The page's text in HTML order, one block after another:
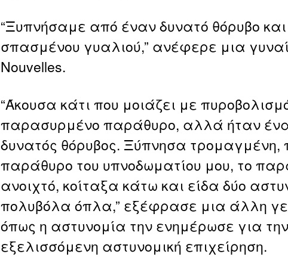
“Ξυπνήσαμε από έναν δυνατό θόρυβο και
σπασμένου γυαλιού,” ανέφερε μια
Nouvelles.
“Άκουσα κάτι που μοιάζει με
παρασυρμένο παράθυρο, αλλά ήταν
δυνατός θόρυβος. Ξύπνησα τρομαγμένη,
παράθυρο του υπνοδωματίου μου, το
ανοιχτό, κοίταξα κάτω και είδα δύο
πολυβόλα όπλα,” εξέφρασε μια άλλη
όπως η αστυνομία την ενημέρωσε για την
εξελισσόμενη αστυνομική επιχείρηση.